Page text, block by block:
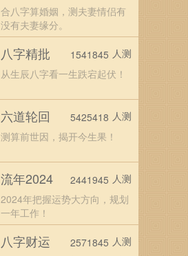
合八字算婚姻，测夫妻情侣有
没有夫妻缘分。
八字精批
从生辰八字看一生跌宕起伏！
1541845 人测
六道轮回
测算前世因，揭开今生果！
5425418 人测
流年2024
2024年把握运势大方向，规划
一年工作！
2441945 人测
八字财运 2571845 人测